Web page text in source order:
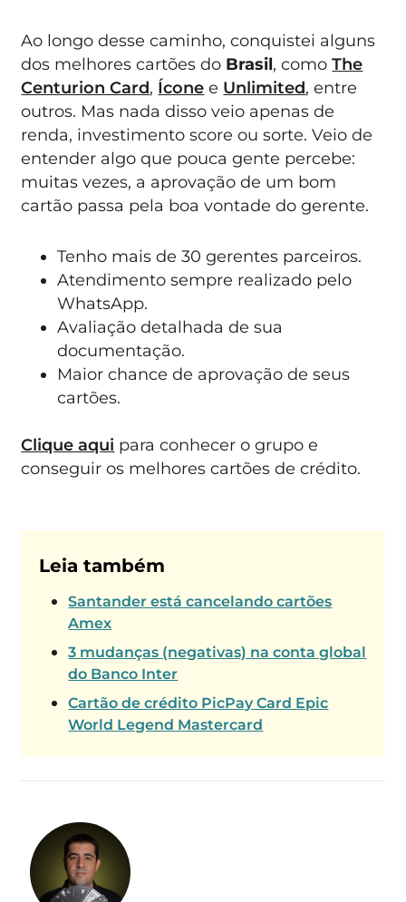
Ao longo desse caminho, conquistei alguns
dos melhores cartões do Brasil, comoThe
Centurion Card, Ícone e Unlimited, entre
outros. Mas nada disso veio apenas de
renda, investimento score ou sorte. Veio de
entender algo que pouca gente percebe:
muitas vezes, a aprovação de um bom
cartão passa pela boa vontade do gerente.
Tenho mais de 30 gerentes parceiros.
Atendimento sempre realizado pelo
WhatsApp.
Avaliação detalhada de sua
documentação.
Maior chance de aprovação de seus
cartões.
Clique aqui para conhecer o grupo e
conseguir os melhores cartões de crédito.
Leia também
Santander está cancelando cartões
Amex
3 mudanças (negativas) na conta global
do Banco Inter
Cartão de crédito PicPay Card Epic
World Legend Mastercard